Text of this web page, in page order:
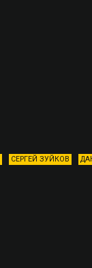
СЕРГЕЙ ЗУЙКОВ